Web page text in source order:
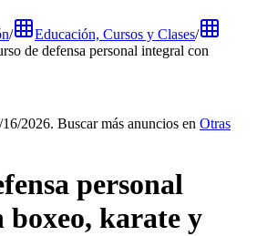
/ Educación, Cursos y Clases/
de defensa personal integral con
2026. Buscar más anuncios en Otras
personal
boxeo, karate y